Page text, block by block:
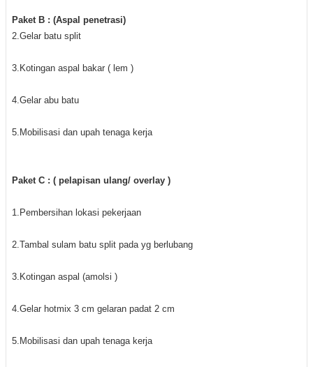
Paket B : (Aspal penetrasi)
2.Gelar batu split
3.Kotingan aspal bakar ( lem )
4.Gelar abu batu
5.Mobilisasi dan upah tenaga kerja
Paket C : ( pelapisan ulang/ overlay )
1.Pembersihan lokasi pekerjaan
2.Tambal sulam batu split pada yg berlubang
3.Kotingan aspal (amolsi )
4.Gelar hotmix 3 cm gelaran padat 2 cm
5.Mobilisasi dan upah tenaga kerja